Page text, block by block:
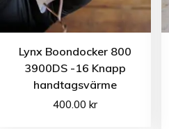
Lynx Boondocker 800
3900DS -16 Knapp
handtagsvärme
400.00kr